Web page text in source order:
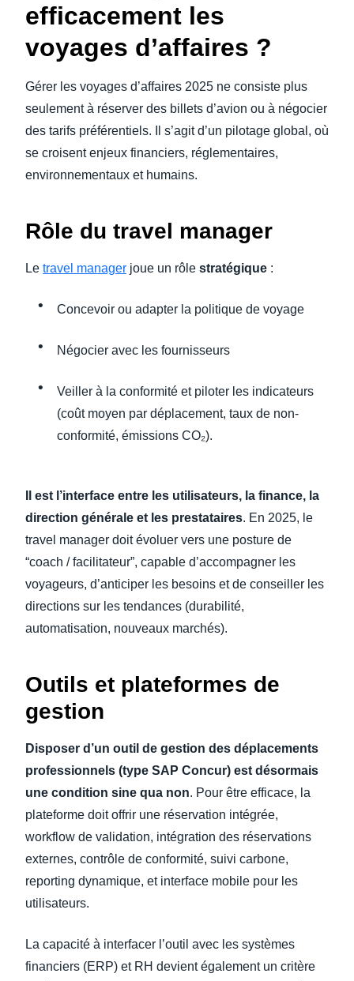
efficacement les
voyages d’affaires ?
Gérer les voyages d’affaires 2025 ne consiste plus
seulement à réserver des billets d’avion ou à négocier
des tarifs préférentiels. Il s’agit d’un pilotage global, où
se croisent enjeux financiers, réglementaires,
environnementaux et humains.
Rôle du travel manager
Le travel manager joue un rôle stratégique :
Concevoir ou adapter la politique de voyage
Négocier avec les fournisseurs
Veiller à la conformité et piloter les indicateurs
(coût moyen par déplacement, taux de non-
conformité, émissions CO₂).
Il est l’interface entre les utilisateurs, la finance, la
direction générale et les prestataires. En 2025, le
travel manager doit évoluer vers une posture de
“coach / facilitateur”, capable d’accompagner les
voyageurs, d’anticiper les besoins et de conseiller les
directions sur les tendances (durabilité,
automatisation, nouveaux marchés).
Outils et plateformes de
gestion
Disposer d’un outil de gestion des déplacements
professionnels (type SAP Concur) est désormais
une condition sine qua non. Pour être efficace, la
plateforme doit offrir une réservation intégrée,
workflow de validation, intégration des réservations
externes, contrôle de conformité, suivi carbone,
reporting dynamique, et interface mobile pour les
utilisateurs.
La capacité à interfacer l’outil avec les systèmes
financiers (ERP) et RH devient également un critère